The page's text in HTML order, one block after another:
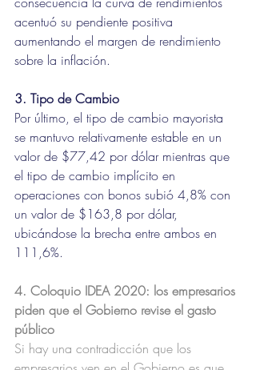
acentuó su pendiente positiva
aumentando el margen de rendimiento
sobre la inflación.
3. Tipo de Cambio
Por último, el tipo de cambio mayorista
se mantuvo relativamente estable en un
valor de $77,42 por dólar mientras que
el tipo de cambio implícito en
operaciones con bonos subió 4,8% con
un valor de $163,8 por dólar,
ubicándose la brecha entre ambos en
111,6%.
4. Coloquio IDEA 2020: los empresarios
piden que el Gobierno revise el gasto
público
Si hay una contradicción que los